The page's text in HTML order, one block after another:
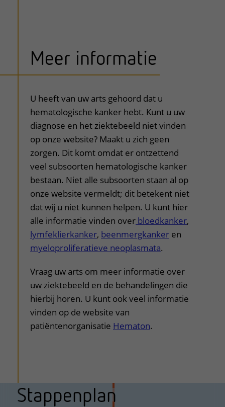
Meer informatie
uitklapper, klik om te openen
U heeft van uw arts gehoord dat u
hematologische kanker hebt. Kunt u uw
diagnose en het ziektebeeld niet vinden
op onze website? Maakt u zich geen
zorgen. Dit komt omdat er ontzettend
veel subsoorten hematologische kanker
bestaan. Niet alle subsoorten staan al op
onze website vermeldt; dit betekent niet
dat wij u niet kunnen helpen. U kunt hier
alle informatie vinden over bloedkanker,
lymfeklierkanker, beenmergkanker en
myeloproliferatieve neoplasmata.
Vraag uw arts om meer informatie over
uw ziektebeeld en de behandelingen die
hierbij horen. U kunt ook veel informatie
vinden op de website van
patiëntenorganisatie Hematon.
Stappenplan